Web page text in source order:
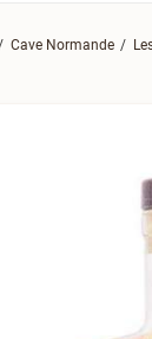
Cave Normande